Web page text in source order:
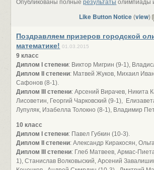
Опубликованы полныерезультаты олимпиады
Like Button Notice (view)
Поздравляем призеров городской
математике! 01.03.2015
9 класс
Диплом I степени: Виктор Мигрин (9-1),
Диплом II степени: Матвей Жуков, Михаил
Сафонов (8-1).
Диплом III степени: Арсений Вирачев, Никита
Лисоветин, Георгий Чарковский (9-1),
Лупуляк, Изабелла Толокно (8-1), Владимир
10 класс
Диплом I степени: Павел Губкин (10-3).
Диплом II степени: Александр Киракосян,
Диплом III степени: Глеб Матвеев, Армас-
1), Станислав Волковыский, Арсений